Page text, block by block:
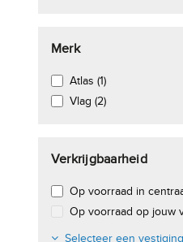
Merk
Atlas (1)
Vlag (2)
Verkrijgbaarheid
Op voorraad in
Op voorraad op jouw
Selecteer een vestiging